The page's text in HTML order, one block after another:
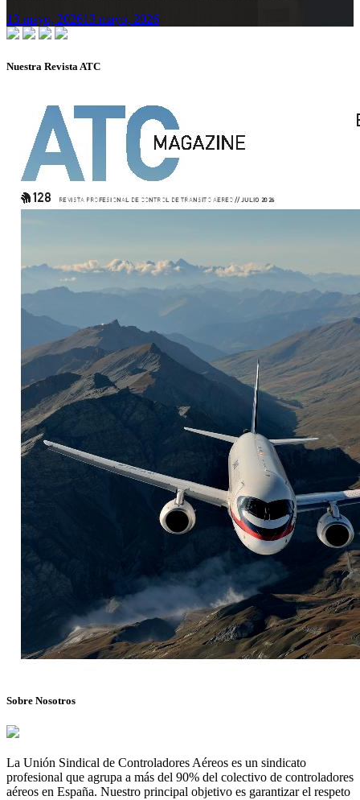
13 mayo, 202613 mayo, 2026
Nuestra Revista ATC
Sobre Nosotros
La Unión Sindical de Controladores Aéreos es un sindicato
profesional que agrupa a más del 90% del colectivo de controladores
aéreos en España. Nuestro principal objetivo es garantizar el respeto